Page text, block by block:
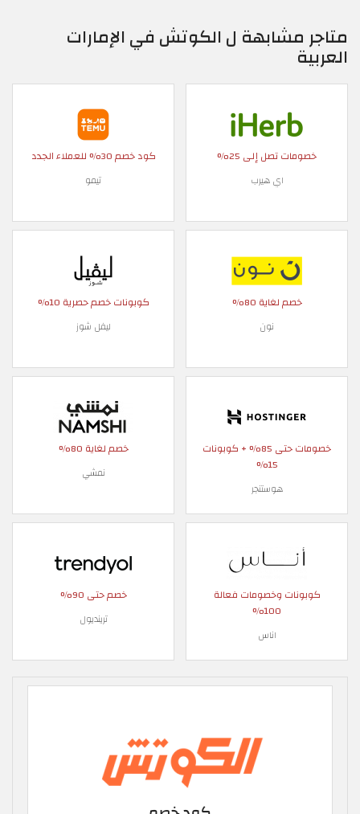
متاجر مشابهة ل الكوتش في الإمارات
العربية
خصومات تصل إلى 25%
اي هيرب
كود خصم 30% للعملاء الجدد
تيمو
خصم لغاية 80%
نون
كوبونات خصم حصرية 10%
ليفل شوز
خصومات حتى 85% + كوبونات
15%
هوستنجر
خصم لغاية 80%
نمشي
كوبونات وخصومات فعالة
100%
اناس
خصم حتى 90%
ترينديول